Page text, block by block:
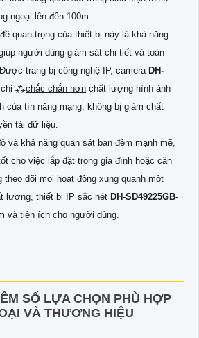
ngoại lên đến 100m.
quan trọng của thiết bị này là khả năng
người dùng giám sát chi tiết và toàn
trang bị công nghệ IP, camera DH-
chỉ ⁂chắc chắn hơn chất lượng hình ảnh
của tín năng mạng, không bị giảm chất
tải dữ liệu.
và khả năng quan sát ban đêm mạnh mẽ,
cho việc lắp đặt trong gia đình hoặc căn
theo dõi mọi hoạt động xung quanh một
lượng, thiết bị IP sắc nét DH-SD49225GB-
và tiện ích cho người dùng.
SỐ LỰA CHỌN PHÙ HỢP
VÀ THƯƠNG HIỆU